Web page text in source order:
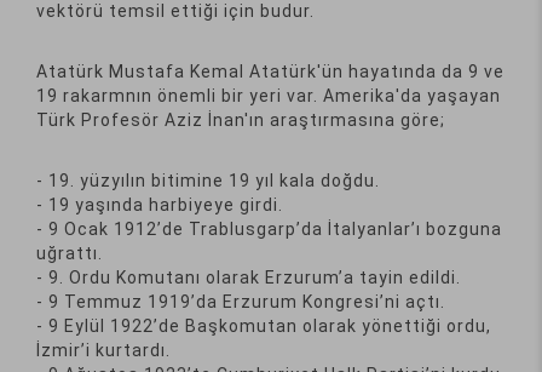
vektörü temsil ettiği için budur.
Atatürk Mustafa Kemal Atatürk'ün hayatında da 9 ve
19 rakarmnın önemli bir yeri var. Amerika'da yaşayan
Türk Profesör Aziz İnan'ın araştırmasına göre;
- 19. yüzyılın bitimine 19 yıl kala doğdu.
- 19 yaşında harbiyeye girdi.
- 9 Ocak 1912’de Trablusgarp’da İtalyanlar’ı bozguna
uğrattı.
- 9. Ordu Komutanı olarak Erzurum’a tayin edildi.
- 9 Temmuz 1919’da Erzurum Kongresi’ni açtı.
- 9 Eylül 1922’de Başkomutan olarak yönettiği ordu,
İzmir’i kurtardı.